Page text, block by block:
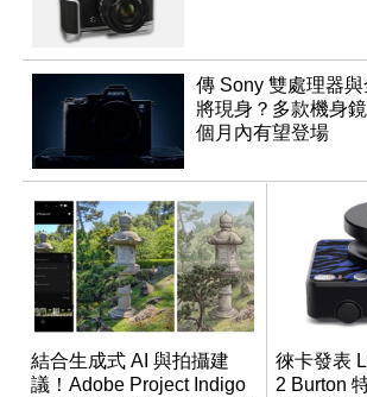
傳 Sony 雙處理器
將現身？多款機身
個月內有望登場
結合生成式 AI 與拍攝建
議！Adobe Project Indigo
徠卡發表
2 Burton